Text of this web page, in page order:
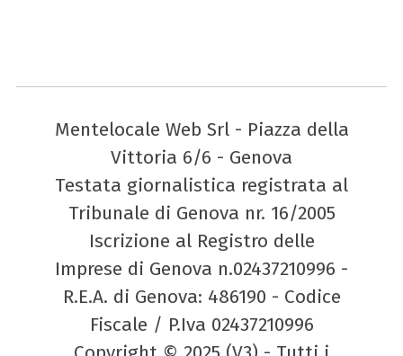
Mentelocale Web Srl - Piazza della
Vittoria 6/6 - Genova
Testata giornalistica registrata al
Tribunale di Genova nr. 16/2005
Iscrizione al Registro delle
Imprese di Genova n.02437210996 -
R.E.A. di Genova: 486190 - Codice
Fiscale / P.Iva 02437210996